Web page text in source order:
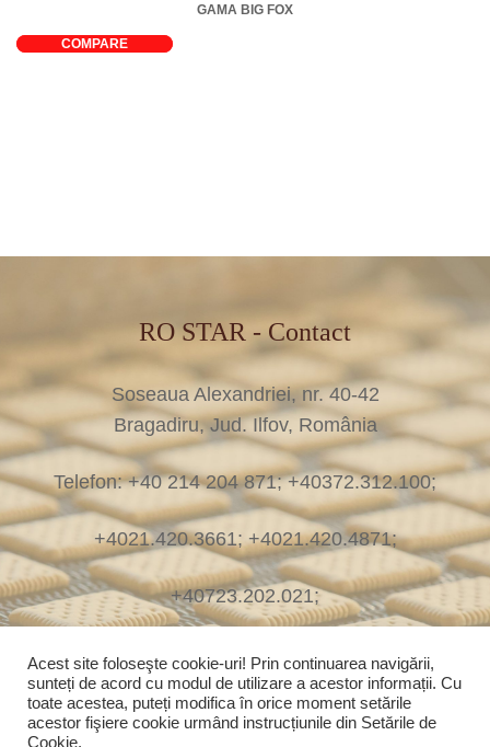
GAMA BIG FOX
COMPARE
RO STAR - Contact
Soseaua Alexandriei, nr. 40-42
Bragadiru, Jud. Ilfov, România
Telefon: +40 214 204 871; +40372.312.100;
+4021.420.3661; +4021.420.4871;
+40723.202.021;
E-mail: assist@rostar.ro
E-mail: office@rostar.ro
Acest site foloseşte cookie-uri! Prin continuarea navigării,
sunteți de acord cu modul de utilizare a acestor informații. Cu
toate acestea, puteți modifica în orice moment setările
acestor fişiere cookie urmând instrucțiunile din Setările de
Cookie.